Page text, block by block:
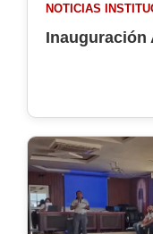
NOTICIAS
Inauguración